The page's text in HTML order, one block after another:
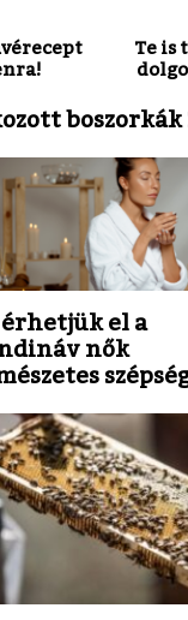
Te is
boszorkák
el a
nők